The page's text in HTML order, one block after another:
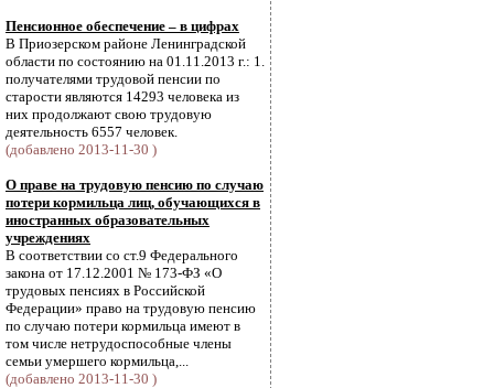
Пенсионное обеспечение – в цифрах
В Приозерском районе Ленинградской
области по состоянию на 01.11.2013 г.: 1.
получателями трудовой пенсии по
старости являются 14293 человека из
них продолжают свою трудовую
деятельность 6557 человек.
(добавлено 2013-11-30 )
О праве на трудовую пенсию по случаю
потери кормильца лиц, обучающихся в
иностранных образовательных
учреждениях
В соответствии со ст.9 Федерального
закона от 17.12.2001 № 173-ФЗ «О
трудовых пенсиях в Российской
Федерации» право на трудовую пенсию
по случаю потери кормильца имеют в
том числе нетрудоспособные члены
семьи умершего кормильца,...
(добавлено 2013-11-30 )